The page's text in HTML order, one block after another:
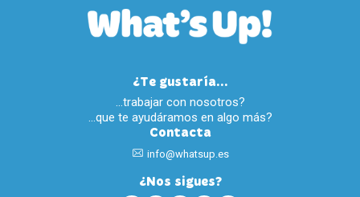
¿Te gustaría...
…trabajar con nosotros?
…que te ayudáramos en algo más?
Contacta
info@whatsup.es
¿Nos sigues?